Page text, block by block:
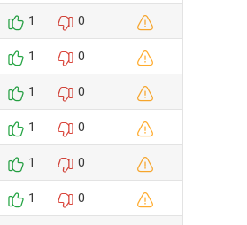
1 0
1 0
1 0
1 0
1 0
1 0